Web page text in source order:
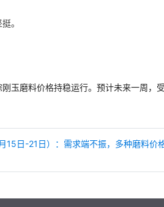
。
玉磨料价格持稳运行。预计未来一周，
15日-21日）：需求端不振，多种磨料价